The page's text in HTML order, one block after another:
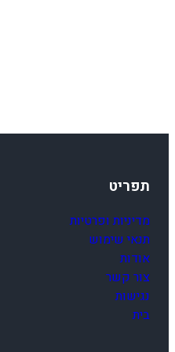
תפריט
מדיניות ופרטיות
תנאי שימוש
אודות
צור קשר
נגישות
בית